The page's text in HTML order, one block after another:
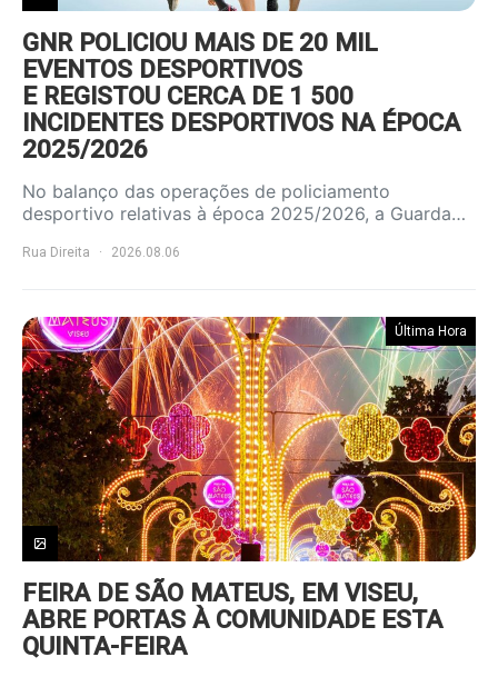
GNR POLICIOU MAIS DE 20 MIL
EVENTOS DESPORTIVOS
E REGISTOU CERCA DE 1 500
INCIDENTES DESPORTIVOS NA ÉPOCA
2025/2026
No balanço das operações de policiamento
desportivo relativas à época 2025/2026, a Guarda…
Rua Direita 2026.08.06
Última Hora
FEIRA DE SÃO MATEUS, EM VISEU,
ABRE PORTAS À COMUNIDADE ESTA
QUINTA-FEIRA